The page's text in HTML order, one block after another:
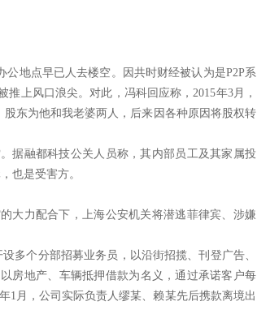
地点早已人去楼空。因共时财经被认为是P2P系
上风口浪尖。对此，冯科回应称，2015年3月，
东为他和我老婆两人，后来因各种原因将股权转
据融都科技公关人员称，其内部员工及其家属投
也是受害方。
大力配合下，上海公安机关将潜逃菲律宾、涉嫌
多个分部招募业务员，以沿街招揽、刊登广告、
房地产、车辆抵押借款为名义，通过承诺客户每
1月，公司实际负责人缪某、赖某先后携款离境出